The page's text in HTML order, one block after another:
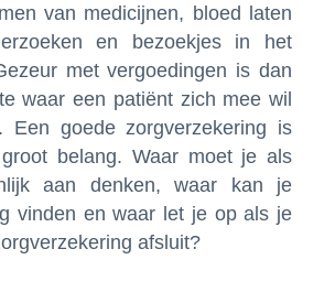
van medicijnen, bloed laten
en bezoekjes in het
met vergoedingen is dan
waar een patiënt zich mee wil
Een goede zorgverzekering is
belang. Waar moet je als
aan denken, waar kan je
vinden en waar let je op als je
afsluit?